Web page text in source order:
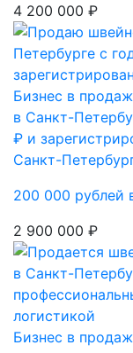
4 200 000 ₽
Бизнес в
в Санкт-
₽ и
Санкт-
200 000 рублей
2 900 000 ₽
Бизнес в